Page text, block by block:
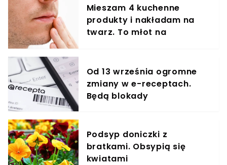
Mieszam 4 kuchenne
produkty i nakładam na
twarz. To młot na
Od 13 września ogromne
zmiany w e-receptach.
Będą blokady
Podsyp doniczki z
bratkami. Obsypią się
kwiatami